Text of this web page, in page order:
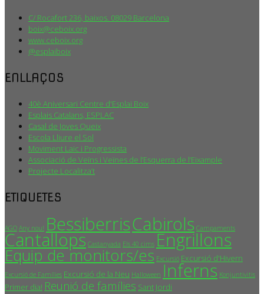
C/ Rocafort 236, baixos. 08029 Barcelona
boix@ceboix.org
www.ceboix.org
@esplaiboix
ENLLAÇOS
40è Aniversari Centre d'Esplai Boix
Esplais Catalans, ESPLAC
Casal de Joves Queix
Escola Lliure el Sol
Moviment Laic i Progressista
Associació de Veïns i Veïnes de l’Esquerra de l’Eixample
Projecte Localitza’t
ETIQUETES
AGO Any nou! BessiberrisCabirols Campaments
Cantallops Castanyada Els 40 cims Engrillons
Equip de monitors/es Excursió Excursió d'Hivern
Excursió de Famílies Excursió de la Neu Halloween Inferns Konjuntivitis
Primer dia! Reunió de famílies Sant Jordi